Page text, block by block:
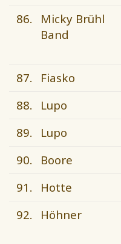
86.
Micky Brühl
Band
87. Fiasko
88.
Lupo
89.
Lupo
90.
Boore
91.
Hotte
92.
Höhner